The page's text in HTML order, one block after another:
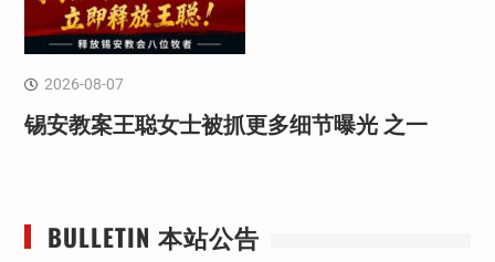
2026-08-07
锡安教案王聪女士被抓更多细节曝光 之一
BULLETIN 本站公告